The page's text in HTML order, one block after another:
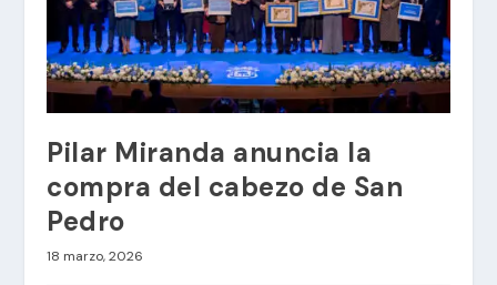
Pilar Miranda anuncia la
compra del cabezo de San
Pedro
18 marzo, 2026